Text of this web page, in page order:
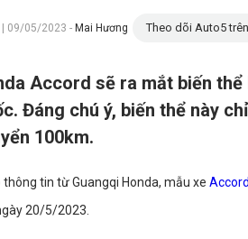
| 09/05/2023 - Mai Hương Theo dõi Auto5 trên
Accord sẽ ra mắt biến
Đáng chú ý, biến thể này
100km.
thông tin từ Guangqi Honda, mẫu xeAccord
20/5/2023.